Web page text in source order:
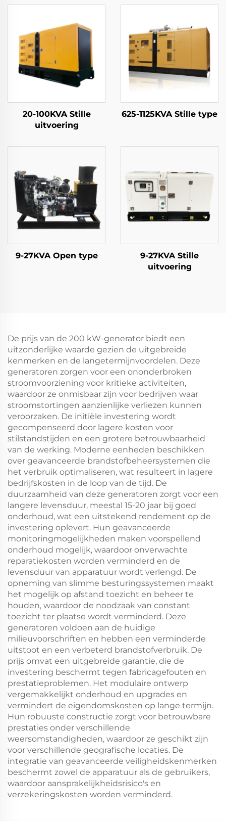
20-100KVA Stille
uitvoering
625-1125KVA Stille type
9-27KVA Open type
9-27KVA Stille
uitvoering
De prijs van de 200 kW-generator biedt een
uitzonderlijke waarde gezien de uitgebreide
kenmerken en de langetermijnvoordelen. Deze
generatoren zorgen voor een ononderbroken
stroomvoorziening voor kritieke activiteiten,
waardoor ze onmisbaar zijn voor bedrijven waar
stroomstortingen aanzienlijke verliezen kunnen
veroorzaken. De initiële investering wordt
gecompenseerd door lagere kosten voor
stilstandstijden en een grotere betrouwbaarheid
van de werking. Moderne eenheden beschikken
over geavanceerde brandstofbeheersystemen die
het verbruik optimaliseren, wat resulteert in lagere
bedrijfskosten in de loop van de tijd. De
duurzaamheid van deze generatoren zorgt voor een
langere levensduur, meestal 15-20 jaar bij goed
onderhoud, wat een uitstekend rendement op de
investering oplevert. Hun geavanceerde
monitoringmogelijkheden maken voorspellend
onderhoud mogelijk, waardoor onverwachte
reparatiekosten worden verminderd en de
levensduur van apparatuur wordt verlengd. De
opneming van slimme besturingssystemen maakt
het mogelijk op afstand toezicht en beheer te
houden, waardoor de noodzaak van constant
toezicht ter plaatse wordt verminderd. Deze
generatoren voldoen aan de huidige
milieuvoorschriften en hebben een verminderde
uitstoot en een verbeterd brandstofverbruik. De
prijs omvat een uitgebreide garantie, die de
investering beschermt tegen fabricagefouten en
prestatieproblemen. Het modulaire ontwerp
vergemakkelijkt onderhoud en upgrades en
vermindert de eigendomskosten op lange termijn.
Hun robuuste constructie zorgt voor betrouwbare
prestaties onder verschillende
weersomstandigheden, waardoor ze geschikt zijn
voor verschillende geografische locaties. De
integratie van geavanceerde veiligheidskenmerken
beschermt zowel de apparatuur als de gebruikers,
waardoor aansprakelijkheidsrisico's en
verzekeringskosten worden verminderd.